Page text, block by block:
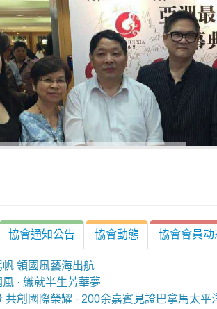
協會通知公告 協會動態 協會會員动
帆 領國風藝海出航
· 織就半生芳華夢
共創國際榮耀 · 200余嘉賓見證巴拿馬太